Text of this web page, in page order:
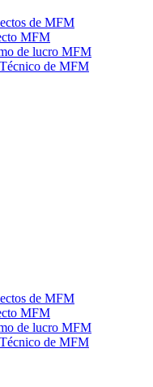
de MFM
MFM
de lucro MFM
de MFM
de MFM
MFM
de lucro MFM
de MFM